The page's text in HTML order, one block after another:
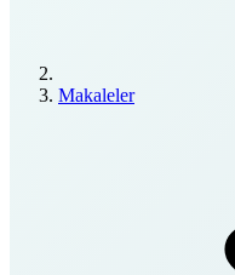
Makaleler